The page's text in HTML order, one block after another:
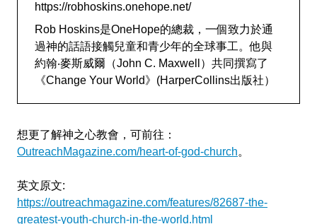
https://robhoskins.onehope.net/
Rob Hoskins是OneHope的總裁，一個致力於通
過神的話語接觸兒童和青少年的全球事工。他與
約翰‧麥斯威爾（John C. Maxwell）共同撰寫了
《Change Your World》(HarperCollins出版社）
想更了解神之心教會，可前往：
OutreachMagazine.com/heart-of-god-church。
英文原文:
https://outreachmagazine.com/features/82687-the-
greatest-youth-church-in-the-world.html